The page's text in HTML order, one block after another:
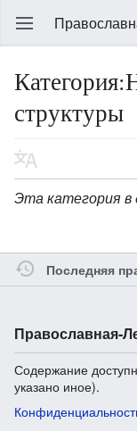
структуры
Эта категория
Последняя
Православная-
Содержание
указано иное).